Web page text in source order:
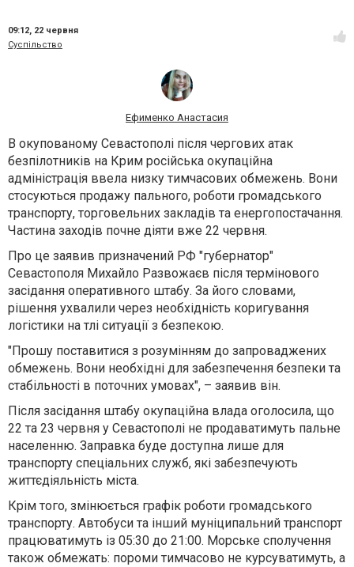
09:12, 22 червня
Суспільство
Ефименко Анастасия
В окупованому Севастополі після чергових атак
безпілотників на Крим російська окупаційна
адміністрація ввела низку тимчасових обмежень. Вони
стосуються продажу пального, роботи громадського
транспорту, торговельних закладів та енергопостачання.
Частина заходів почне діяти вже 22 червня.
Про це заявив призначений РФ "губернатор"
Севастополя Михайло Развожаєв після термінового
засідання оперативного штабу. За його словами,
рішення ухвалили через необхідність коригування
логістики на тлі ситуації з безпекою.
"Прошу поставитися з розумінням до запроваджених
обмежень. Вони необхідні для забезпечення безпеки та
стабільності в поточних умовах", – заявив він.
Після засідання штабу окупаційна влада оголосила, що
22 та 23 червня у Севастополі не продаватимуть пальне
населенню. Заправка буде доступна лише для
транспорту спеціальних служб, які забезпечують
життєдіяльність міста.
Крім того, змінюється графік роботи громадського
транспорту. Автобуси та інший муніципальний транспорт
працюватимуть із 05:30 до 21:00. Морське сполучення
також обмежать: пороми тимчасово не курсуватимуть, а